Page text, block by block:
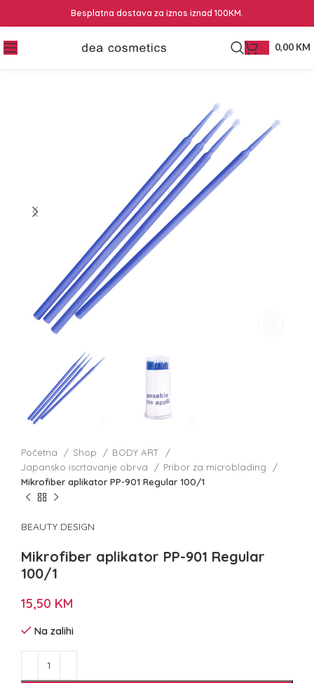
Besplatna dostava za iznos iznad 100KM.
0,00 KM
Početna Shop
BODY ART
Japansko iscrtavanje obrva
Pribor za microblading
Mikrofiber aplikator PP-901 Regular 100/1
BEAUTY DESIGN
Mikrofiber aplikator PP-901 Regular
100/1
15,50 KM
Na zalihi